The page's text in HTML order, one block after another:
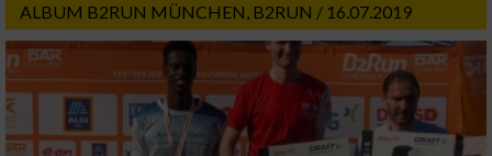
ALBUM B2RUN MÜNCHEN, B2RUN / 16.07.2019
Messung der Performance von Inhalten
Analyse von Zielgruppen durch Statistiken
oder Kombinationen von Daten aus
verschiedenen Quellen